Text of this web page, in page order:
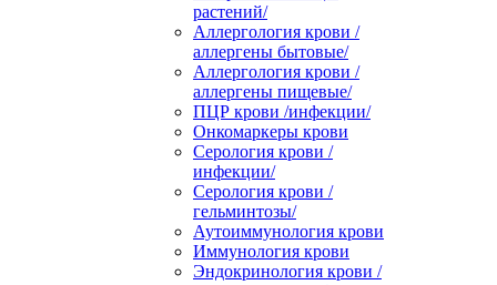
растений/
Аллергология крови /
аллергены бытовые/
Аллергология крови /
аллергены пищевые/
ПЦР крови /инфекции/
Онкомаркеры крови
Серология крови /
инфекции/
Серология крови /
гельминтозы/
Аутоиммунология крови
Иммунология крови
Эндокринология крови /